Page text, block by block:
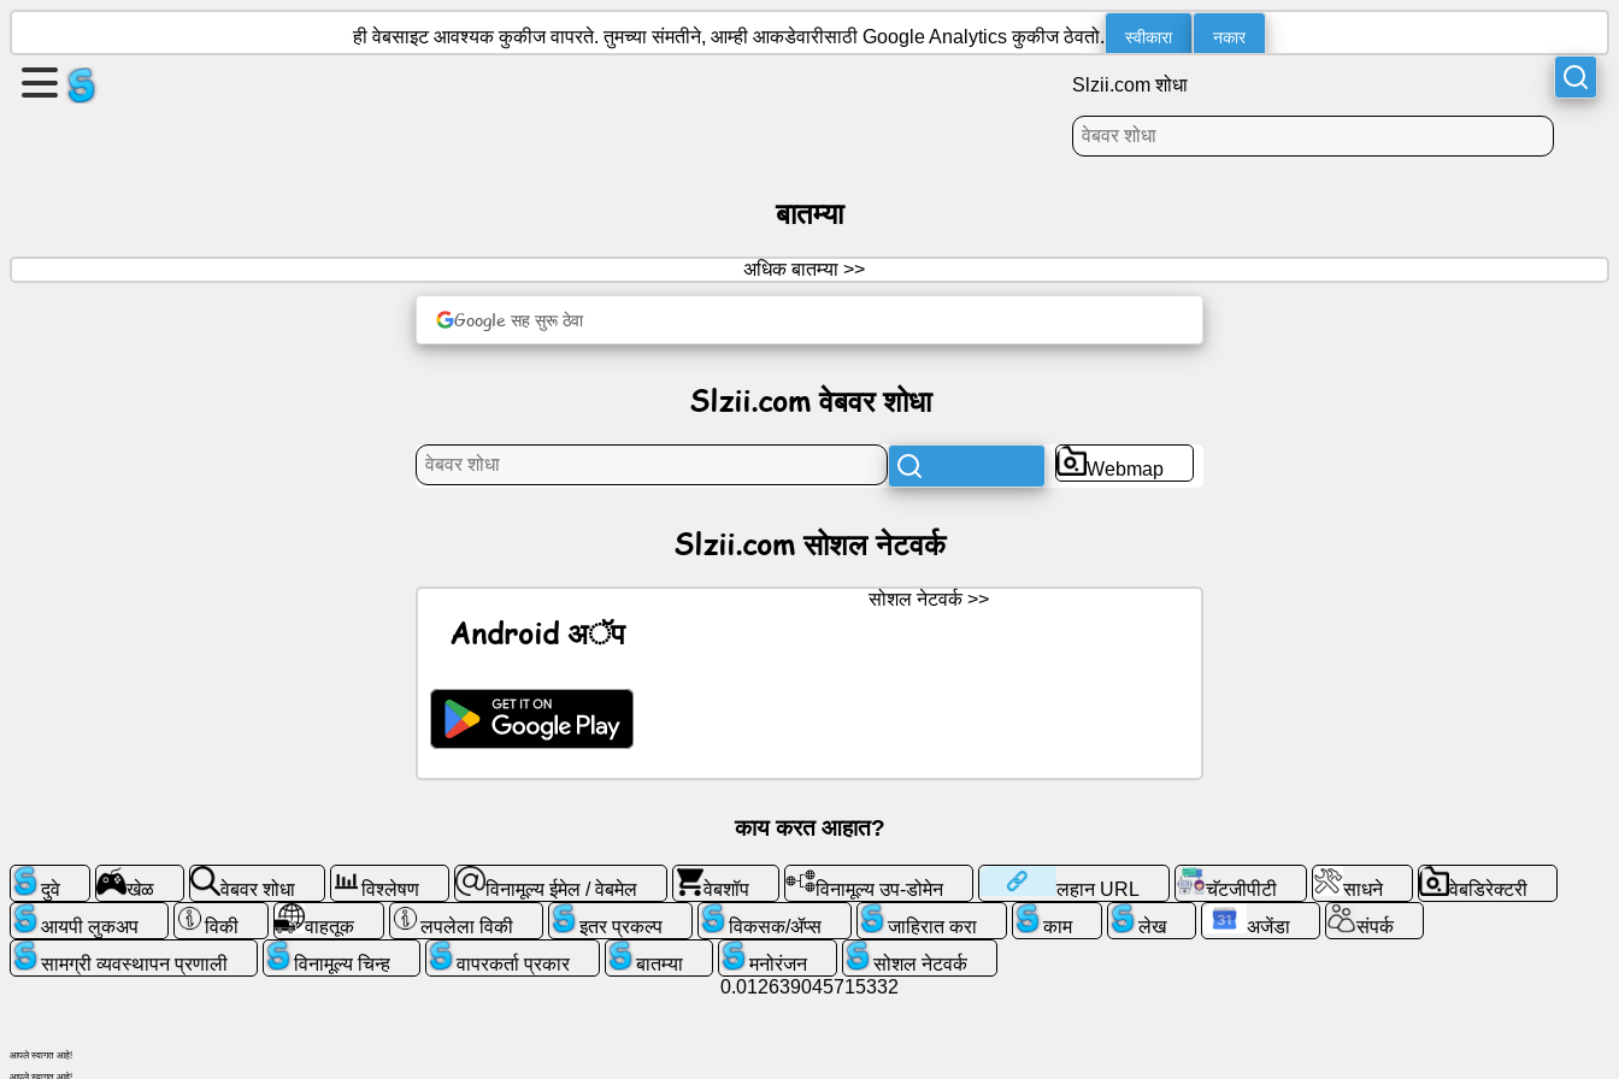
एक
तयार
करा
संपर्क
खेळ
ही वेबसाइट आवश्यक कुकीज वापरते. तुमच्या संमतीने, आम्ही आकडेवारीसाठी Google Analytics कुकीज ठेवतो. स्वीकारा नकार
Slzii.com शोधा
बातम्या
अधिक बातम्या >>
Google सह सुरू ठेवा
Slzii.com वेबवर शोधा
Webmap
Slzii.com सोशल नेटवर्क
Android अॅप
सोशल नेटवर्क >>
काय करत आहात?
दुवे खेळ वेबवर शोधा विश्लेषण विनामूल्य ईमेल / वेबमेल वेबशॉप विनामूल्य उप-डोमेन लहान URL चॅटजीपीटी साधने
वेबडिरेक्टरी
आयपी लुकअप
विकी वाहतूक लपलेला विकी इतर प्रकल्प विकसक/ॲप्स जाहिरात करा काम लेख अजेंडा
संपर्क
सामग्री व्यवस्थापन प्रणाली
विनामूल्य चिन्ह वापरकर्ता प्रकार बातम्या मनोरंजन
सोशल नेटवर्क
0.012639045715332
आपले स्वागत आहे!
आपले स्वागत आहे!